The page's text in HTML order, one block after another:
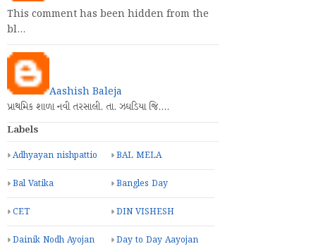
This comment has been hidden from the
bl…
Aashish Baleja
પ્રાથમિક શાળા નવી તરસાલી. તા. ઝઘડિયા જિ.…
Labels
Adhyayan nishpattio BAL MELA
Bal Vatika Bangles Day
CET DIN VISHESH
Dainik Nodh Ayojan Day to Day Aayojan